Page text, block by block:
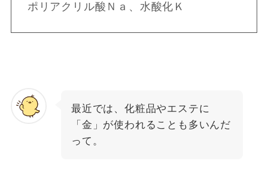
ポリアクリル酸Ｎａ、水酸化Ｋ
最近では、化粧品やエステに
「金」が使われることも多いんだ
って。